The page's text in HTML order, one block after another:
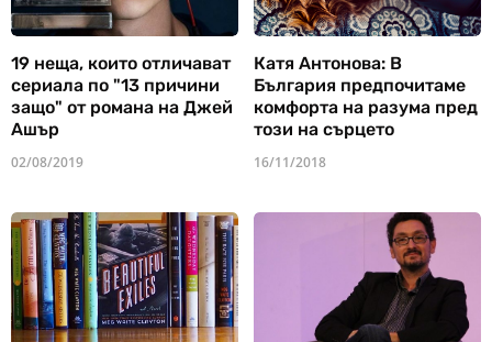
19 неща, които отличават
сериала по "13 причини
защо" от романа на Джей
Ашър
02/08/2019
Катя Антонова: В
България предпочитаме
комфорта на разума пред
този на сърцето
16/11/2018